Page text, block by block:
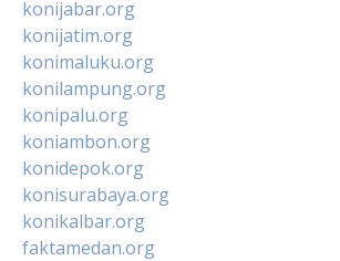
konijabar.org
konijatim.org
konimaluku.org
konilampung.org
konipalu.org
koniambon.org
konidepok.org
konisurabaya.org
konikalbar.org
faktamedan.org